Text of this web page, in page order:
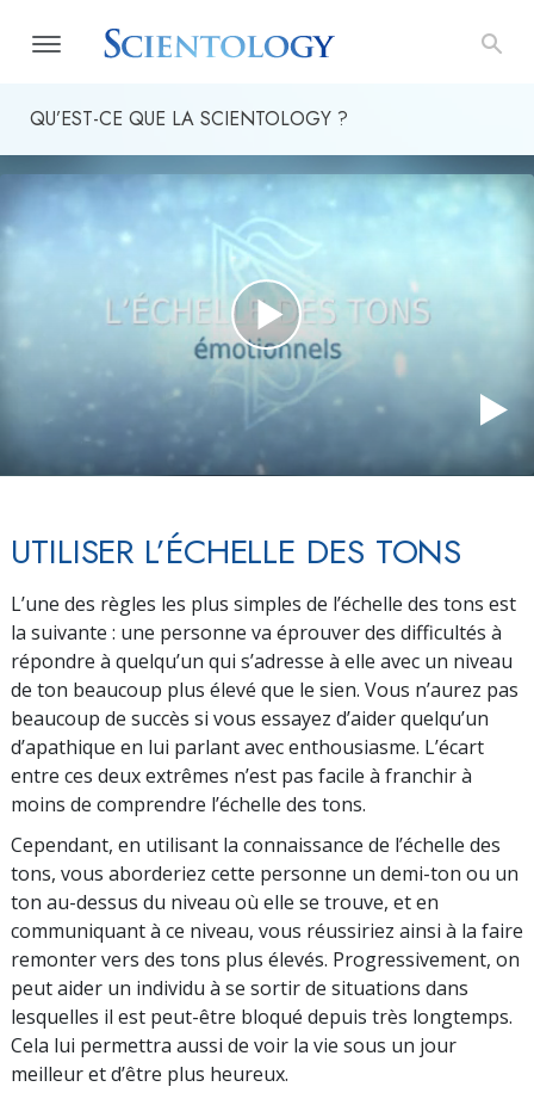
QU’EST-CE QUE LA SCIENTOLOGY ?
UTILISER L’ÉCHELLE DES TONS
L’une des règles les plus simples de l’échelle des tons est
la suivante : une personne va éprouver des difficultés à
répondre à quelqu’un qui s’adresse à elle avec un niveau
de ton beaucoup plus élevé que le sien. Vous n’aurez pas
beaucoup de succès si vous essayez d’aider quelqu’un
d’apathique en lui parlant avec enthousiasme. L’écart
entre ces deux extrêmes n’est pas facile à franchir à
moins de comprendre l’échelle des tons.
Cependant, en utilisant la connaissance de l’échelle des
tons, vous aborderiez cette personne un demi-ton ou un
ton au-dessus du niveau où elle se trouve, et en
communiquant à ce niveau, vous réussiriez ainsi à la faire
remonter vers des tons plus élevés. Progressivement, on
peut aider un individu à se sortir de situations dans
lesquelles il est peut-être bloqué depuis très longtemps.
Cela lui permettra aussi de voir la vie sous un jour
meilleur et d’être plus heureux.